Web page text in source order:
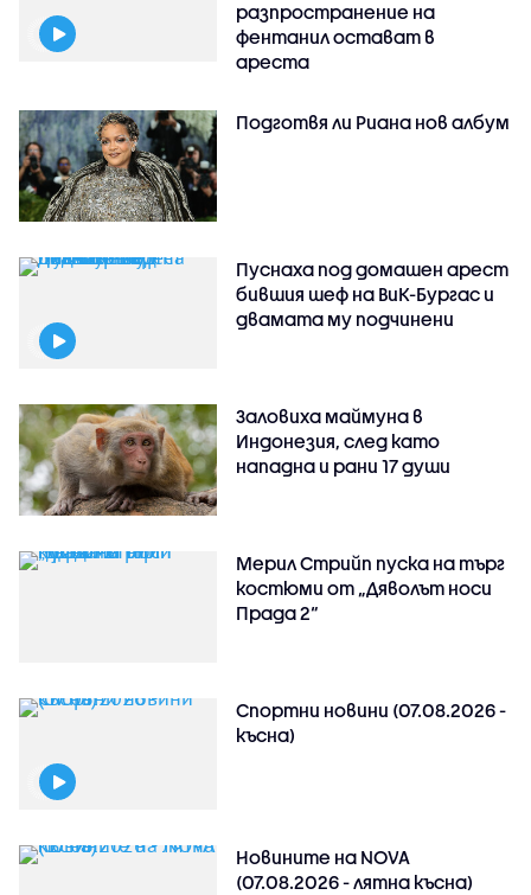
разпространение на
фентанил остават в
ареста
Подготвя ли Риана нов албум
Пуснаха под домашен арест
бившия шеф на ВиК-Бургас и
двамата му подчинени
Заловиха маймуна в
Индонезия, след като
нападна и рани 17 души
Мерил Стрийп пуска на търг
костюми от „Дяволът носи
Прада 2“
Спортни новини (07.08.2026 -
късна)
Новините на NOVA
(07.08.2026 - лятна късна)